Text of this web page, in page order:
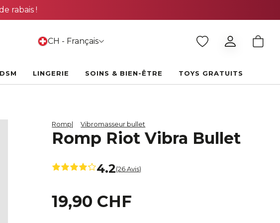
rabais !
CH - Français
LINGERIE SOINS & BIEN-ÊTRE TOYS GRATUITS
Romp Vibromasseur bullet
Romp Riot Vibra Bullet
4.2(26 Avis)
19,90 CHF